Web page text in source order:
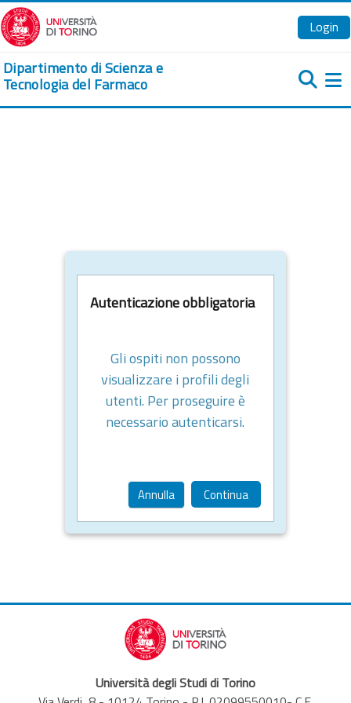
Vai al contenuto principale
Login
Dipartimento di Scienza e
Tecnologia del Farmaco
Autenticazione obbligatoria
Gli ospiti non possono
visualizzare i profili degli
utenti. Per proseguire è
necessario autenticarsi.
Annulla Continua
Università degli Studi di Torino